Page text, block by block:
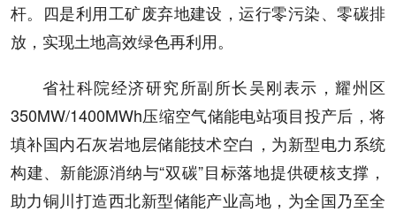
杆。四是利用工矿废弃地建设，运行零污染、零碳排
放，实现土地高效绿色再利用。
省社科院经济研究所副所长吴刚表示，耀州区
350MW/1400MWh压缩空气储能电站项目投产后，将
填补国内石灰岩地层储能技术空白，为新型电力系统
构建、新能源消纳与“双碳”目标落地提供硬核支撑，
助力铜川打造西北新型储能产业高地，为全国乃至全